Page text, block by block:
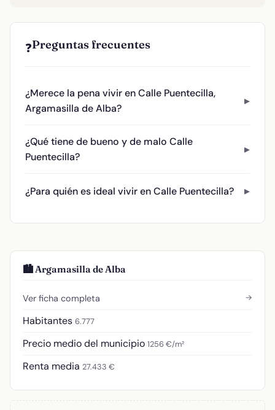
❓Preguntas frecuentes
¿Merece la pena vivir en Calle Puentecilla,
Argamasilla de Alba?
¿Qué tiene de bueno y de malo Calle
Puentecilla?
¿Para quién es ideal vivir en Calle Puentecilla?
🏙️ Argamasilla de Alba
Ver ficha completa →
Habitantes 6.777
Precio medio del municipio 1256 €/m²
Renta media 27.433 €